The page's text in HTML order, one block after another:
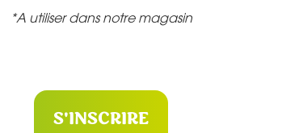
*A utiliser dans notre magasin
S'INSCRIRE